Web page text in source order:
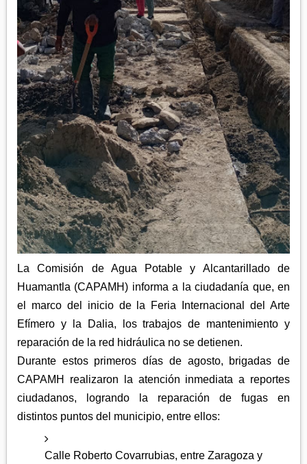
ZITLALTEPEC
TERRENATE
TLAXCO
XALOZTOC
CHIAUTEMPAN
CONTLA
PANOTLA
SAN PABLO DEL MONTE
ZACATELCO
REGIÓN PONIENTE
CALPULALPAN
HUEYOTLIPAN
NANACAMILPA
SANCTÓRUM
La Comisión de Agua Potable y Alcantarillado de
Huamantla (CAPAMH) informa a la ciudadanía que, en
el marco del inicio de la Feria Internacional del Arte
Efímero y la Dalia, los trabajos de mantenimiento y
reparación de la red hidráulica no se detienen.
Durante estos primeros días de agosto, brigadas de
CAPAMH realizaron la atención inmediata a reportes
ciudadanos, logrando la reparación de fugas en
distintos puntos del municipio, entre ellos:
Calle Roberto Covarrubias, entre Zaragoza y